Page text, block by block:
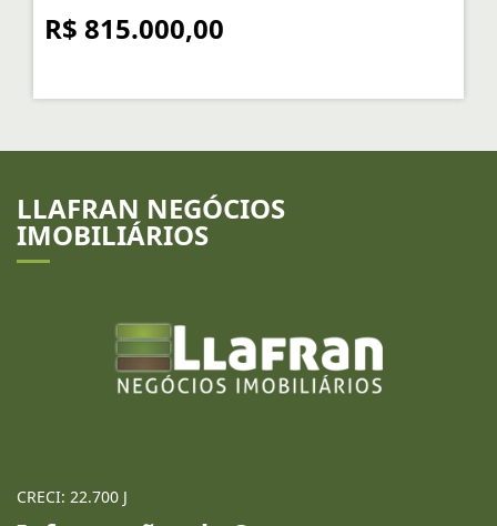
R$ 815.000,00
LLAFRAN NEGÓCIOS
IMOBILIÁRIOS
CRECI: 22.700 J